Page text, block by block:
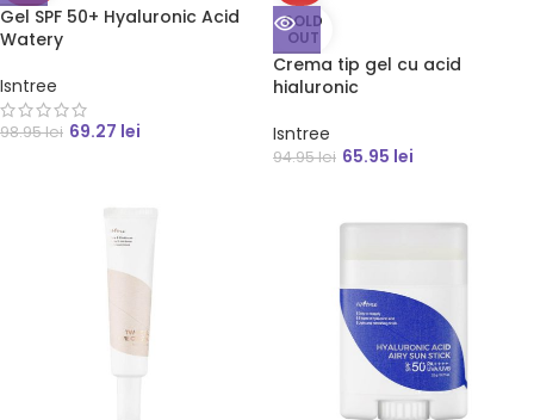
Gel SPF 50+ Hyaluronic Acid
Watery
Isntree
98.95lei 69.27 lei
SOLD
OUT
Crema tip gel cu acid
hialuronic
Isntree
94.95lei 65.95 lei